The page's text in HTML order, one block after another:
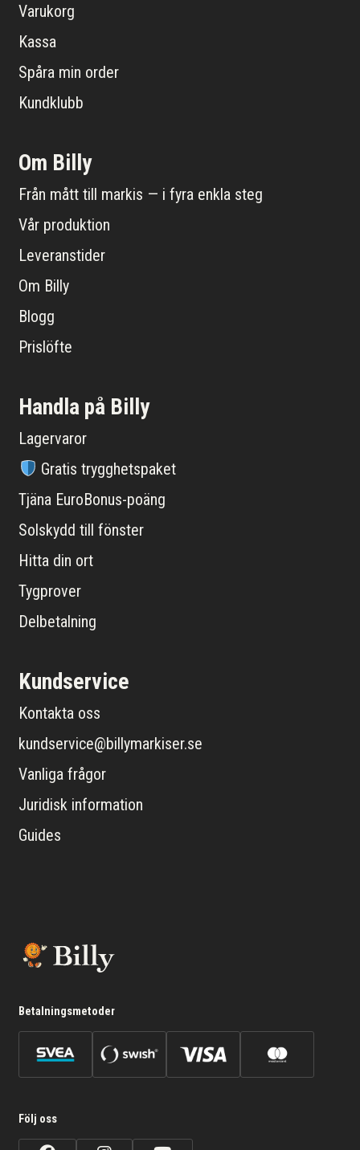
Varukorg
Kassa
Spåra min order
Kundklubb
Om Billy
Från mått till markis — i fyra enkla steg
Vår produktion
Leveranstider
Om Billy
Blogg
Prislöfte
Handla på Billy
Lagervaror
Gratis trygghetspaket
Tjäna EuroBonus-poäng
Solskydd till fönster
Hitta din ort
Tygprover
Delbetalning
Kundservice
Kontakta oss
kundservice@billymarkiser.se
Vanliga frågor
Juridisk information
Guides
Betalningsmetoder
Följ oss